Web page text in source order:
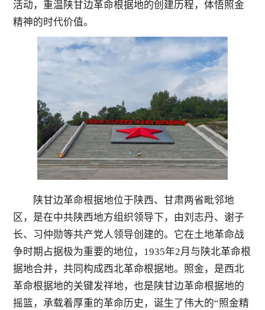
活动，重温陕甘边革命根据地的创建历程，体悟照金
精神的时代价值。
陕甘边革命根据地位于陕西、甘肃两省毗邻地
区，是在中共陕西地方组织领导下，由刘志丹、谢子
长、习仲勋等共产党人领导创建的。它在土地革命战
争时期占据极为重要的地位， 1935年2月与陕北革命根
据地合并，共同构成西北革命根据地。照金，是西北
革命根据地的关键发祥地，也是陕甘边革命根据地的
摇篮，承载着厚重的革命历史，诞生了伟大的“照金精